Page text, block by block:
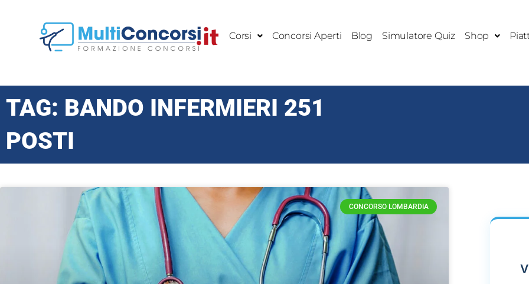
contenuto
Corsi Concorsi Aperti Blog Simulatore Quiz Shop
TAG: BANDO INFERMIERI 251
POSTI
CONCORSO LOMBARDIA